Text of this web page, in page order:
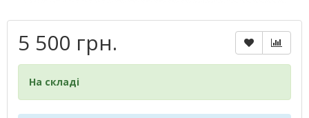
5 500 грн.
На складі